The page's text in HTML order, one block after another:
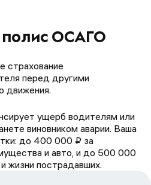
ОСАГО
перед другими
движения.
ущерб водителям или
виновником аварии. Ваша
до 400 000 ₽ за
и авто, и до 500 000
жизни пострадавших.